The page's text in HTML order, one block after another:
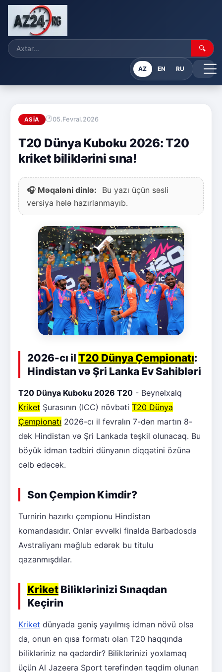
🔍
AZ EN RU
ASIA 05.Fevral.2026
T20 Dünya Kuboku 2026: T20
kriket biliklərini sına!
🎧 Məqaləni dinlə:
Bu yazı üçün səsli
versiya hələ hazırlanmayıb.
2026-cı il T20 Dünya Çempionatı:
Hindistan və Şri Lanka Ev Sahibləri
T20 Dünya Kuboku 2026 T20 - Beynəlxalq
Kriket Şurasının (ICC) növbəti T20 Dünya
Çempionatı 2026-cı il fevralın 7-dən martın 8-
dək Hindistan və Şri Lankada təşkil olunacaq. Bu
böyük idman tədbiri dünyanın diqqətini özünə
cəlb edəcək.
Son Çempion Kimdir?
Turnirin hazırkı çempionu Hindistan
komandasıdır. Onlar əvvəlki finalda Barbadosda
Avstraliyanı məğlub edərək bu titulu
qazanmışdılar.
Kriket Biliklərinizi Sınaqdan
Keçirin
Kriket dünyada geniş yayılmış idman növü olsa
da, onun ən qısa formatı olan T20 haqqında
bilikləriniz nə qədərdir? Biliklərinizi yoxlamaq
üçün Al Jazeera Sport tərəfindən təqdim olunan